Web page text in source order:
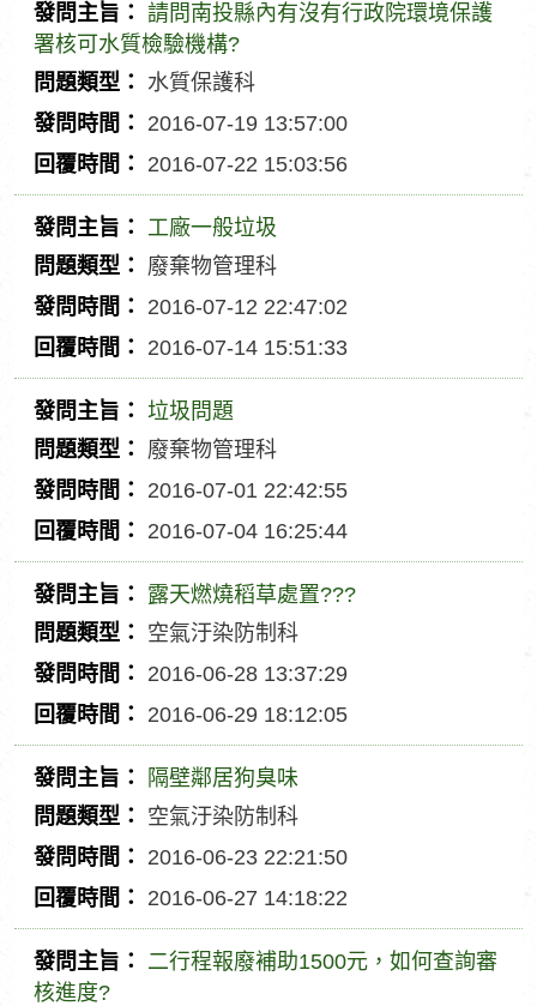
發
問
主
旨
請問南投縣內有沒有行政院環境保護
署核可水質檢驗機構?
問
類
水質保護科
發
時
2016-07-19 13:57:00
回
覆
時
間
2016-07-22 15:03:56
發
問
主
旨
工廠一般垃圾
問
類
廢棄物管理科
發
時
2016-07-12 22:47:02
回
覆
時
間
2016-07-14 15:51:33
發
問
主
旨
垃圾問題
問
類
廢棄物管理科
發
時
2016-07-01 22:42:55
回
覆
時
間
2016-07-04 16:25:44
發
問
主
旨
露天燃燒稻草處置???
問
類
空氣汙染防制科
發
時
2016-06-28 13:37:29
回
覆
時
間
2016-06-29 18:12:05
發
問
主
旨
隔壁鄰居狗臭味
問
類
空氣汙染防制科
發
時
間
2016-06-23 22:21:50
回
覆
時
2016-06-27 14:18:22
發
二行程報廢補助1500元，如何查詢審
核進度?